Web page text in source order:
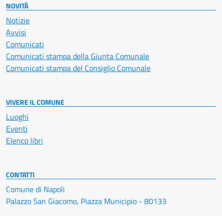
NOVITÀ
Notizie
Avvisi
Comunicati
Comunicati stampa della Giunta Comunale
Comunicati stampa del Consiglio Comunale
VIVERE IL COMUNE
Luoghi
Eventi
Elenco libri
CONTATTI
Comune di Napoli
Palazzo San Giacomo, Piazza Municipio - 80133